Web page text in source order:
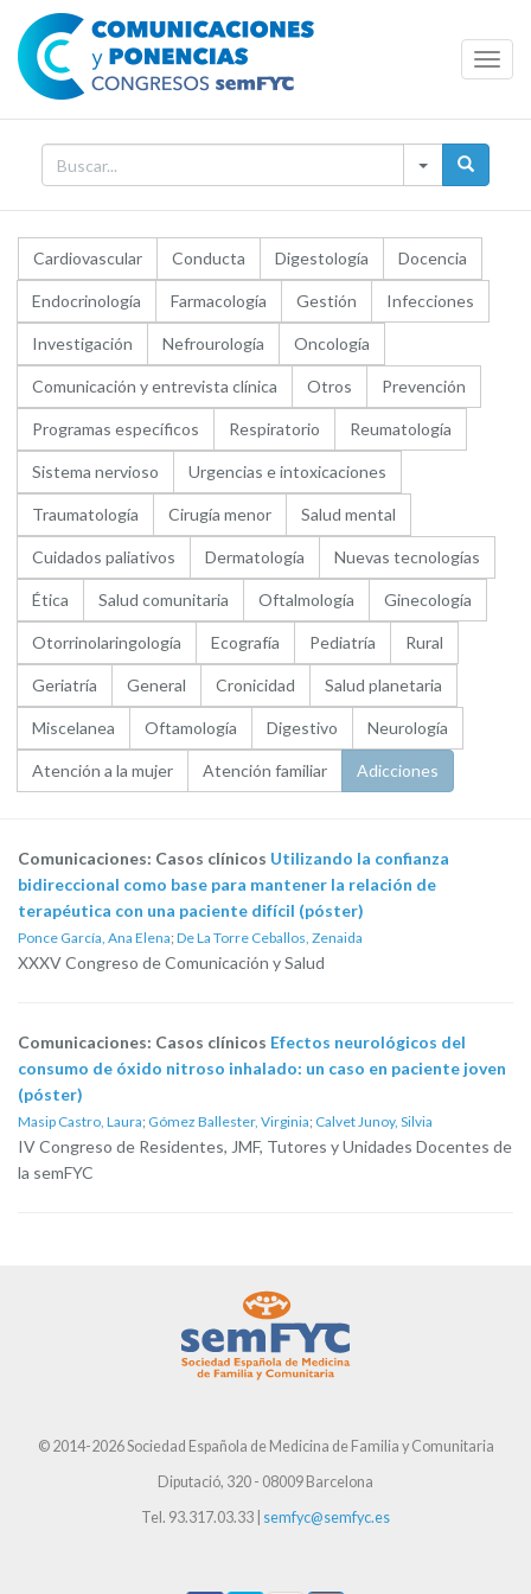
Cardiovascular Conducta Digestología Docencia
Endocrinología Farmacología Gestión Infecciones
Investigación Nefrourología Oncología
Comunicación y entrevista clínica Otros Prevención
Programas específicos Respiratorio Reumatología
Sistema nervioso Urgencias e intoxicaciones
Traumatología Cirugía menor Salud mental
Cuidados paliativos Dermatología Nuevas tecnologías
Ética Salud comunitaria Oftalmología Ginecología
Otorrinolaringología Ecografía Pediatría Rural
Geriatría General Cronicidad Salud planetaria
Miscelanea Oftamología Digestivo Neurología
Atención a la mujer Atención familiar Adicciones
Comunicaciones: Casos clínicos Utilizando la confianza
bidireccional como base para mantener la relación de
terapéutica con una paciente difícil (póster)
Ponce García, Ana Elena; De La Torre Ceballos, Zenaida
XXXV Congreso de Comunicación y Salud
Comunicaciones: Casos clínicos Efectos neurológicos del
consumo de óxido nitroso inhalado: un caso en paciente joven
(póster)
Masip Castro, Laura; Gómez Ballester, Virginia; Calvet Junoy, Silvia
IV Congreso de Residentes, JMF, Tutores y Unidades Docentes de
la semFYC
© 2014-2026 Sociedad Española de Medicina de Familia y Comunitaria
Diputació, 320 - 08009 Barcelona
Tel. 93.317.03.33 | semfyc@semfyc.es